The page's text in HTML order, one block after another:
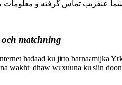
och matchning
hadaad ku jirto barnaamijka
wakhti dhaw wuxuuna ku siin